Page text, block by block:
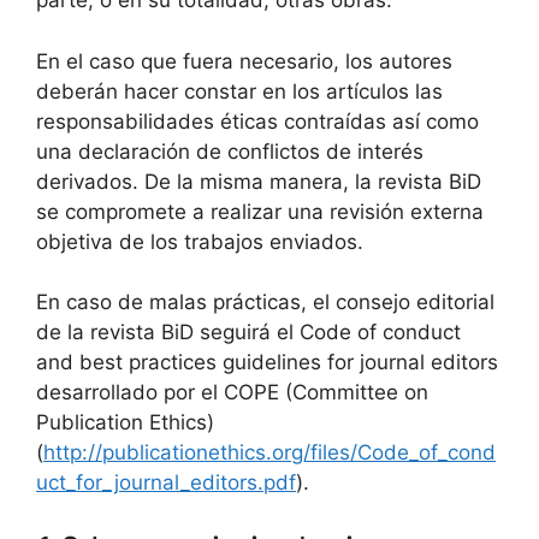
En el caso que fuera necesario, los autores
deberán hacer constar en los artículos las
responsabilidades éticas contraídas así como
una declaración de conflictos de interés
derivados. De la misma manera, la revista BiD
se compromete a realizar una revisión externa
objetiva de los trabajos enviados.
En caso de malas prácticas, el consejo editorial
de la revista BiD seguirá el Code of conduct
and best practices guidelines for journal editors
desarrollado por el COPE (Committee on
Publication Ethics)
(http://publicationethics.org/files/Code_of_cond
uct_for_journal_editors.pdf).